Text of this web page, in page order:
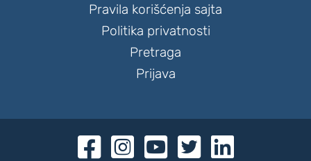
Pravila korišćenja sajta
Politika privatnosti
Pretraga
Prijava
    